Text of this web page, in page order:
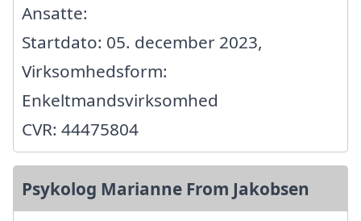
Ansatte:
Startdato: 05. december 2023,
Virksomhedsform:
Enkeltmandsvirksomhed
CVR: 44475804
Psykolog Marianne From Jakobsen